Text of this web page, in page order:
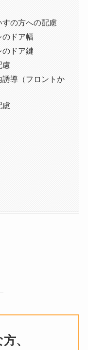
の方への配慮
のドア幅
のドア鍵
慮
誘導（フロントか
慮
、